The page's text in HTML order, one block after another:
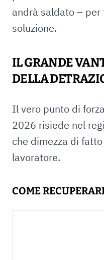
andrà saldato – per
soluzione.
IL GRANDE
DELLA
Il vero punto di
2026 risiede nel
che dimezza di
lavoratore.
COME